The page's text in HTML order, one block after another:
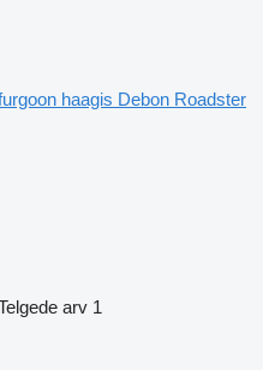
haagis Debon Roadster
arv 1